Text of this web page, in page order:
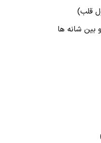
قلب)
بین شانه ها